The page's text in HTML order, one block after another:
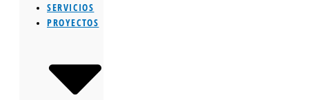
SERVICIOS
PROYECTOS